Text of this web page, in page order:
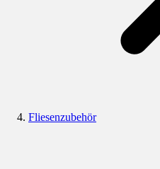
Fliesenzubehör